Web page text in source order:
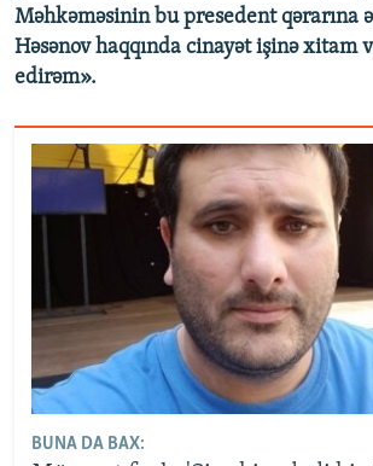
Məhkəməsinin bu presedent qərarına
Həsənov haqqında cinayət işinə xitam
edirəm».
BUNA DA BAX: